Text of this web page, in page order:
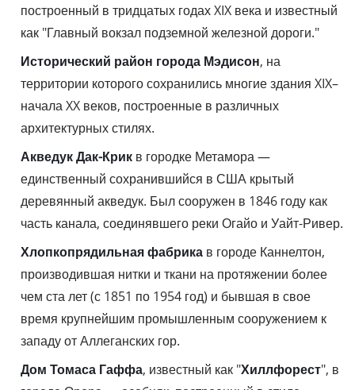
построенный в тридцатых годах XIX века и известный
как "Главный вокзал подземной железной дороги."
Исторический район города Мэдисон, на
территории которого сохранились многие здания XIX–
начала XX веков, построенные в различных
архитектурных стилях.
Акведук Дак-Крик в городке Метамора —
единственный сохранившийся в США крытый
деревянный акведук. Был сооружен в 1846 году как
часть канала, соединявшего реки Огайо и Уайт-Ривер.
Хлопкопрядильная фабрика в городе Каннелтон,
производившая нитки и ткани на протяжении более
чем ста лет (с 1851 по 1954 год) и бывшая в свое
время крупнейшим промышленным сооружением к
западу от Аллеганских гор.
Дом Томаса Гаффа, известный как "Хиллфорест", в